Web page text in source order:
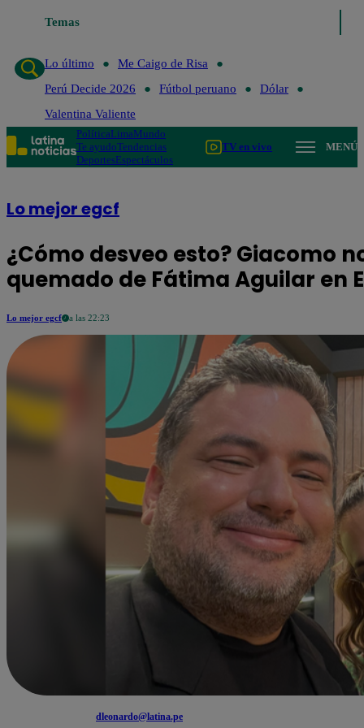
Temas
Lo último
Me Caigo de Risa
Perú Decide 2026
Fútbol peruano
Dólar
Valentina Valiente
PolíticaLimaMundo
Te ayudoTendencias
DeportesEspectáculos
TV en vivo MENÚ
Lo mejor egcf
¿Cómo desveo esto? Giacomo
quemado de Fátima Aguilar en
Lo mejor egcf a las 22:23
dleonardo@latina.pe